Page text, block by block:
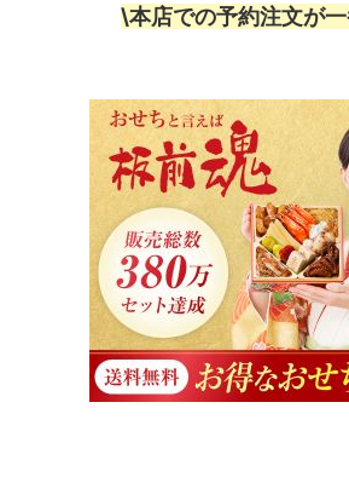
\本店での予約注文が